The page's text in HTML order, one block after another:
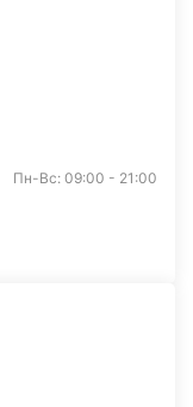
Пн-Вс: 09:00 - 21:00